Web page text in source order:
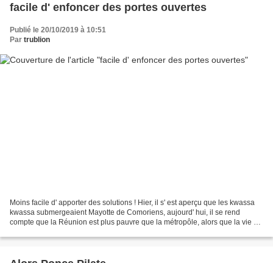
facile d' enfoncer des portes ouvertes
Publié le 20/10/2019 à 10:51
Par trublion
Moins facile d' apporter des solutions ! Hier, il s' est aperçu que les kwassa
kwassa submergeaient Mayotte de Comoriens, aujourd' hui, il se rend
compte que la Réunion est plus pauvre que la métropôle, alors que la vie y